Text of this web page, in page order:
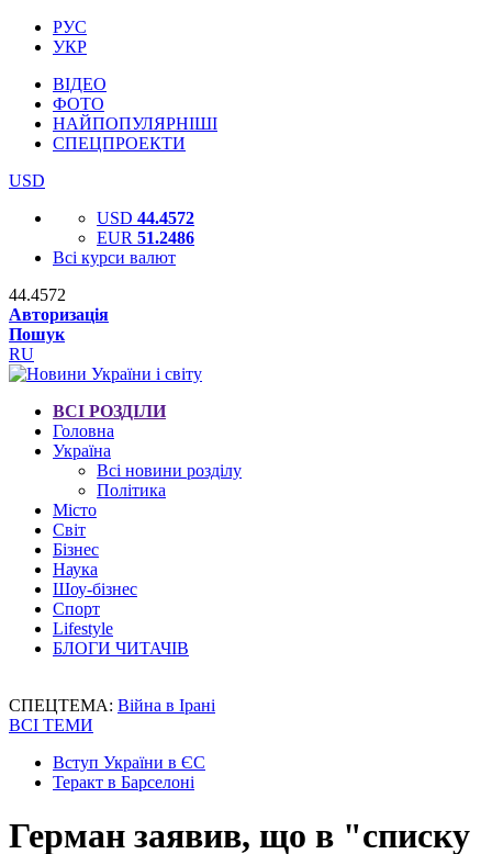
РУС
УКР
ВІДЕО
ФОТО
НАЙПОПУЛЯРНІШІ
СПЕЦПРОЕКТИ
USD
USD 44.4572
EUR 51.2486
Всі курси валют
44.4572
Авторизація
Пошук
RU
ВСІ РОЗДІЛИ
Головна
Україна
Всі новини розділу
Політика
Місто
Світ
Бізнес
Наука
Шоу-бізнес
Спорт
Lifestyle
БЛОГИ ЧИТАЧІВ
СПЕЦТЕМА: Війна в Ірані
ВСІ ТЕМИ
Вступ України в ЄС
Теракт в Барселоні
Герман заявив, що в "списку